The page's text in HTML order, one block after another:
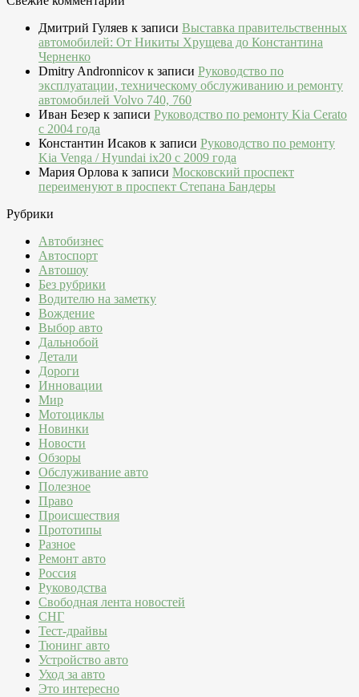
Дмитрий Гуляев к записи Выставка правительственных
автомобилей: От Никиты Хрущева до Константина
Черненко
Dmitry Andronnicov к записи Руководство по
эксплуатации, техническому обслуживанию и ремонту
автомобилей Volvo 740, 760
Иван Безер к записи Руководство по ремонту Kia Cerato
c 2004 года
Константин Исаков к записи Руководство по ремонту
Kia Venga / Hyundai ix20 c 2009 года
Мария Орлова к записи Московский проспект
переименуют в проспект Степана Бандеры
Рубрики
Автобизнес
Автоспорт
Автошоу
Без рубрики
Водителю на заметку
Вождение
Выбор авто
Дальнобой
Детали
Дороги
Инновации
Мир
Мотоциклы
Новинки
Новости
Обзоры
Обслуживание авто
Полезное
Право
Происшествия
Прототипы
Разное
Ремонт авто
Россия
Руководства
Свободная лента новостей
СНГ
Тест-драйвы
Тюнинг авто
Устройство авто
Уход за авто
Это интересно